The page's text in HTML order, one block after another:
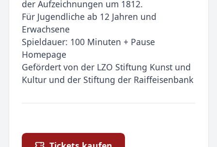
der Aufzeichnungen um 1812.
Für Jugendliche ab 12 Jahren und
Erwachsene
Spieldauer: 100 Minuten + Pause
Homepage
Gefördert von der LZO Stiftung Kunst und
Kultur und der Stiftung der Raiffeisenbank